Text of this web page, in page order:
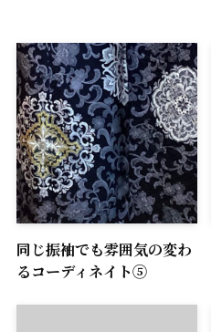
同じ振袖でも雰囲気の変わ
るコーディネイト⑤